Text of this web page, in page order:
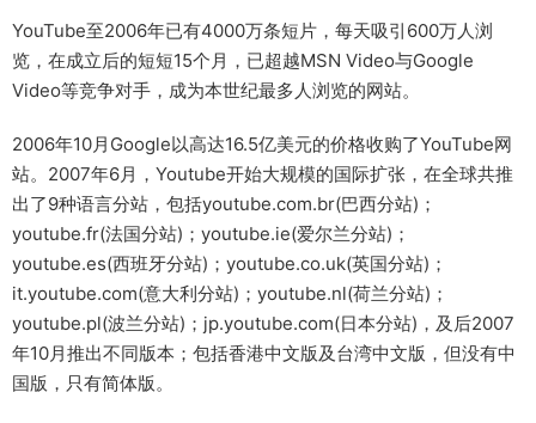
YouTube至2006年已有4000万条短片，每天吸引600万人浏
览，在成立后的短短15个月，已超越MSN Video与Google
Video等竞争对手，成为本世纪最多人浏览的网站。
2006年10月Google以高达16.5亿美元的价格收购了YouTube网
站。2007年6月，Youtube开始大规模的国际扩张，在全球共推
出了9种语言分站，包括youtube.com.br(巴西分站)；
youtube.fr(法国分站)；youtube.ie(爱尔兰分站)；
youtube.es(西班牙分站)；youtube.co.uk(英国分站)；
it.youtube.com(意大利分站)；youtube.nl(荷兰分站)；
youtube.pl(波兰分站)；jp.youtube.com(日本分站)，及后2007
年10月推出不同版本；包括香港中文版及台湾中文版，但没有中
国版，只有简体版。